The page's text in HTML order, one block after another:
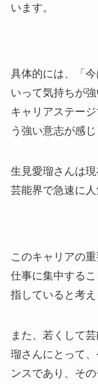
います。
具体的には、「
いって気持ちが
キャリアステー
う強い意志が感じ
生見愛瑠さんは
芸能界で急速に人
このキャリアの
仕事に集中する
指していると考え
また、若くして
瑠さんにとって
ンスであり、そ